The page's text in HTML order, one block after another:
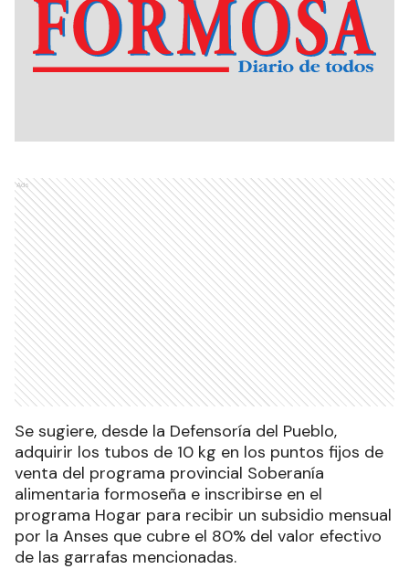
Ads
Se sugiere, desde la Defensoría del Pueblo,
adquirir los tubos de 10 kg en los puntos fijos de
venta del programa provincial Soberanía
alimentaria formoseña e inscribirse en el
programa Hogar para recibir un subsidio mensual
por la Anses que cubre el 80% del valor efectivo
de las garrafas mencionadas.